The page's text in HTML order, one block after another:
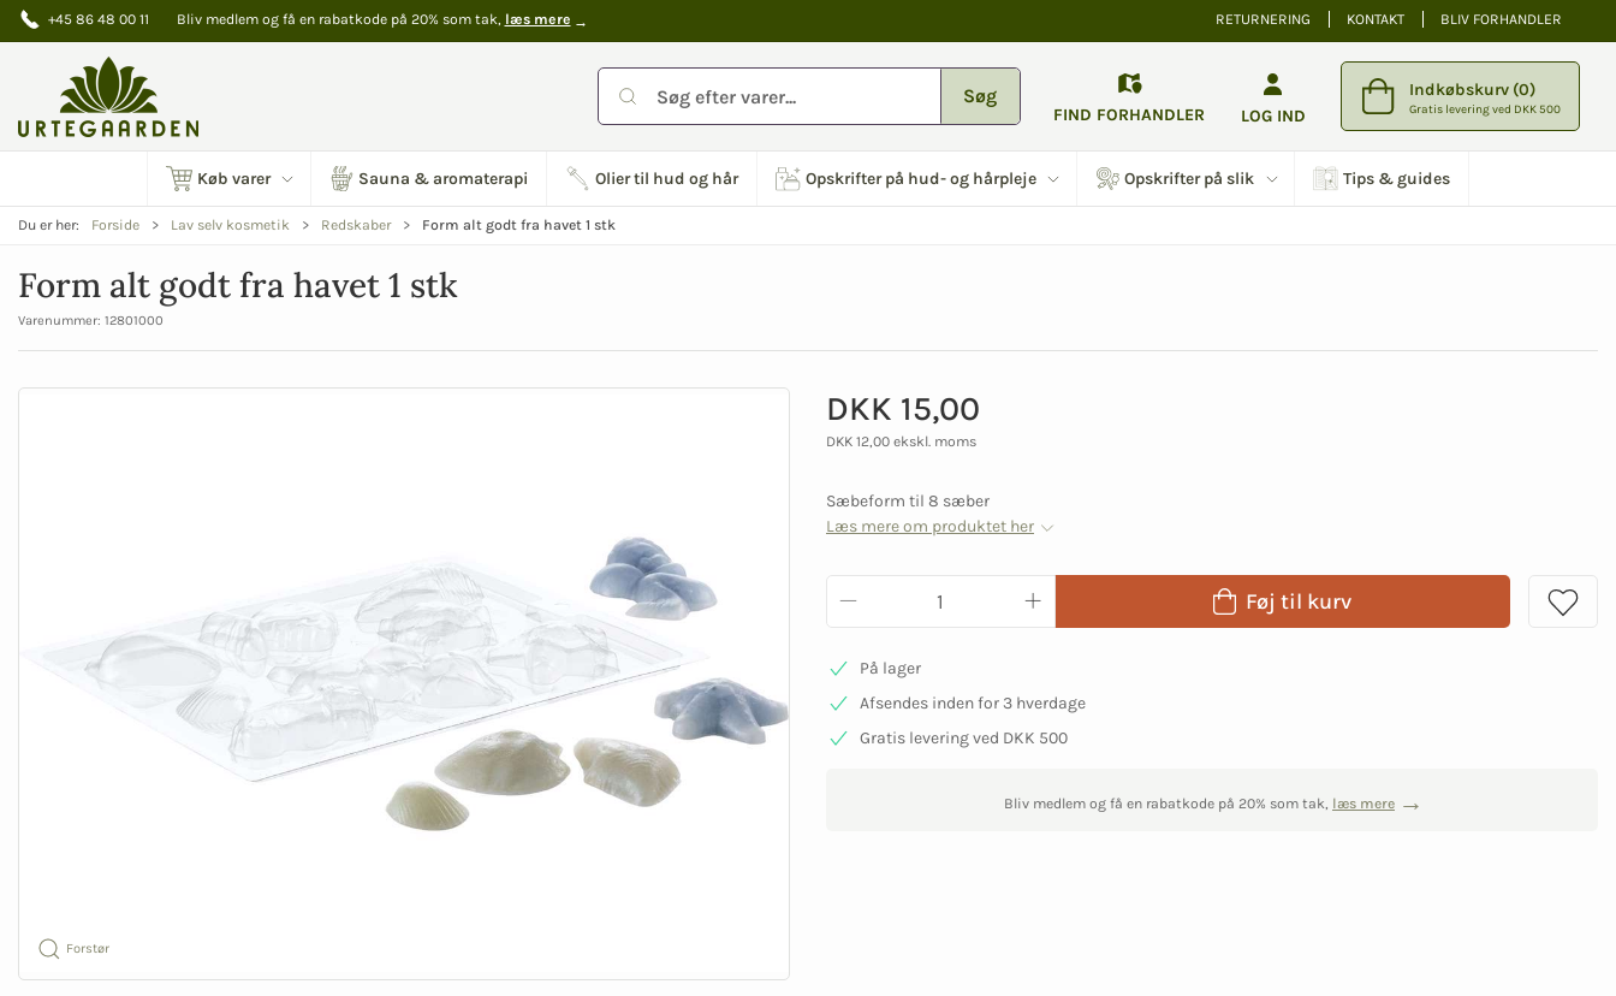
+45 86 48 00 11 Bliv medlem og få en rabatkode på 20% som tak, læs mere RETURNERING KONTAKT BLIV FORHANDLER
Søg
FIND FORHANDLER LOG IND
Indkøbskurv (0)
Gratis levering ved DKK 500
Køb varer Sauna & aromaterapi Olier til hud og hår Opskrifter på hud- og hårpleje Opskrifter på slik Tips & guides
Du er her: Forside Lav selv kosmetik Redskaber Form alt godt fra havet 1 stk
Form alt godt fra havet 1 stk
Varenummer: 12801000
Forstør
DKK 15,00
DKK 12,00 ekskl. moms
Sæbeform til 8 sæber
Læs mere om produktet her
Føj til kurv
På lager
Afsendes inden for 3 hverdage
Gratis levering ved DKK 500
Bliv medlem og få en rabatkode på 20% som tak, læs mere